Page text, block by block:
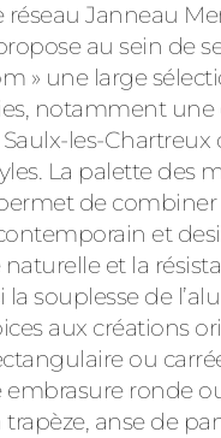
réseau Janneau
au sein de
» une large
notamment
les-Chartreux
La palette des
de combiner
et
naturelle et la
la souplesse de
aux créations
ou
embrasure ronde
anse de